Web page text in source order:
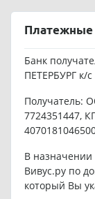
Платежные
Банк
ПЕТЕРБУРГ к/
7724351447,
В
Вивус.ру по
который Вы